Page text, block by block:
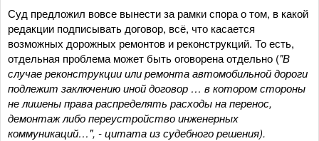
Суд предложил вовсе вынести за рамки спора о том, в какой
редакции подписывать договор, всё, что касается
возможных дорожных ремонтов и реконструкций. То есть,
отдельная проблема может быть оговорена отдельно ("В
случае реконструкции или ремонта автомобильной дороги
подлежит заключению иной договор … в котором стороны
не лишены права распределять расходы на перенос,
демонтаж либо переустройство инженерных
коммуникаций…", - цитата из судебного решения).